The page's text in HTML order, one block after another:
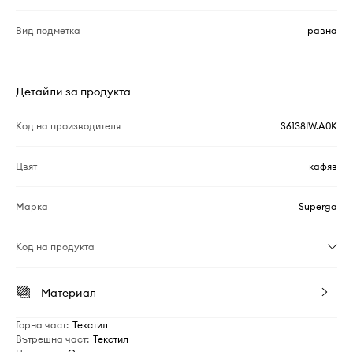
Вид подметка равна
Детайли за продукта
Код на производителя S6138IW.A0K
Цвят кафяв
Марка Superga
Код на продукта
Материал
Горна част: Текстил
Вътрешна част: Текстил